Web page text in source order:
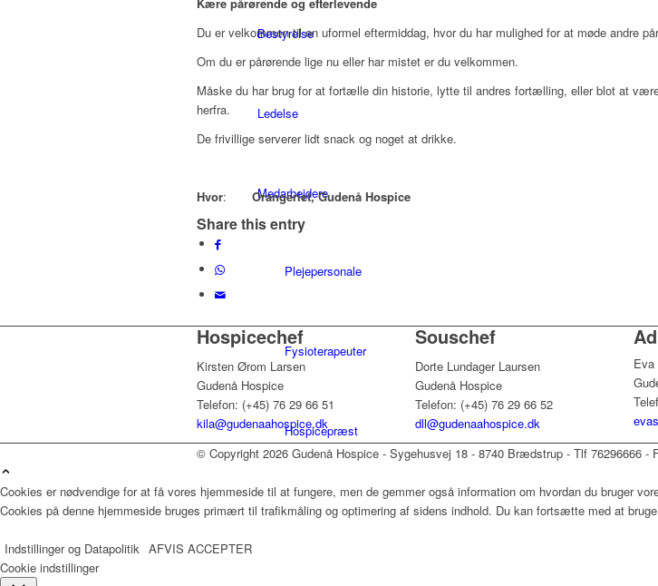
Bestyrelse
Ledelse
Medarbejdere
Plejepersonale
Fysioterapeuter
Hospicepræst
Psykolog
Du er velkommen til en uformel eftermiddag, hvor du har mulighed for at møde andre
Om du er pårørende lige nu eller har mistet er du velkommen.
Måske du har brug for at fortælle din historie, lytte til andres fortælling, eller blot at
herfra.
De frivillige serverer lidt snack og noget at drikke.
Hvor: Orangeriet, Gudenå Hospice
Share this entry
Hospicechef
Kirsten Ørom Larsen
Gudenå Hospice
Telefon: (+45) 76 29 66 51
kila@gudenaahospice.dk
Souschef
Dorte Lundager Laursen
Gudenå Hospice
Telefon: (+45) 76 29 66 52
dll@gudenaahospice.dk
Eva
© Copyright 2026 Gudenå Hospice - Sygehusvej 18 - 8740 Brædstrup - Tlf 76296666 -
Cookies er nødvendige for at få vores hjemmeside til at fungere, men de gemmer også information om hvordan du bruger
Cookies på denne hjemmeside bruges primært til trafikmåling og optimering af sidens indhold. Du kan fortsætte med at
Indstillinger og Datapolitik AFVIS ACCEPTER
Cookie indstillinger